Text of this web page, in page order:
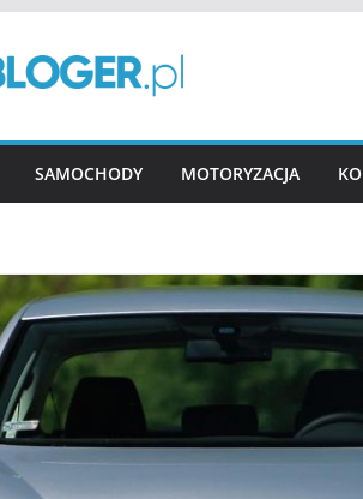
SAMOCHODY MOTORYZACJA